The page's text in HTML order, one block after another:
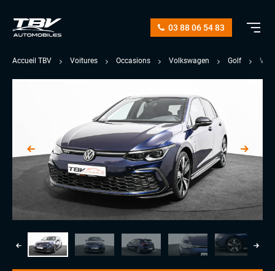
03 88 06 54 83
Accueil TBV Voitures Occasions Volkswagen Golf VIII